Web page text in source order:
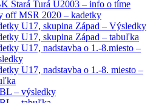
Stará Turá U2003 – info o tíme
off MSR 2020 – kadetky
U17, skupina Západ – Výsledky
U17, skupina Západ – tabuľka
U17, nadstavba o 1.-8.miesto –
U17, nadstavba o 1.-8. miesto –
– výsledky